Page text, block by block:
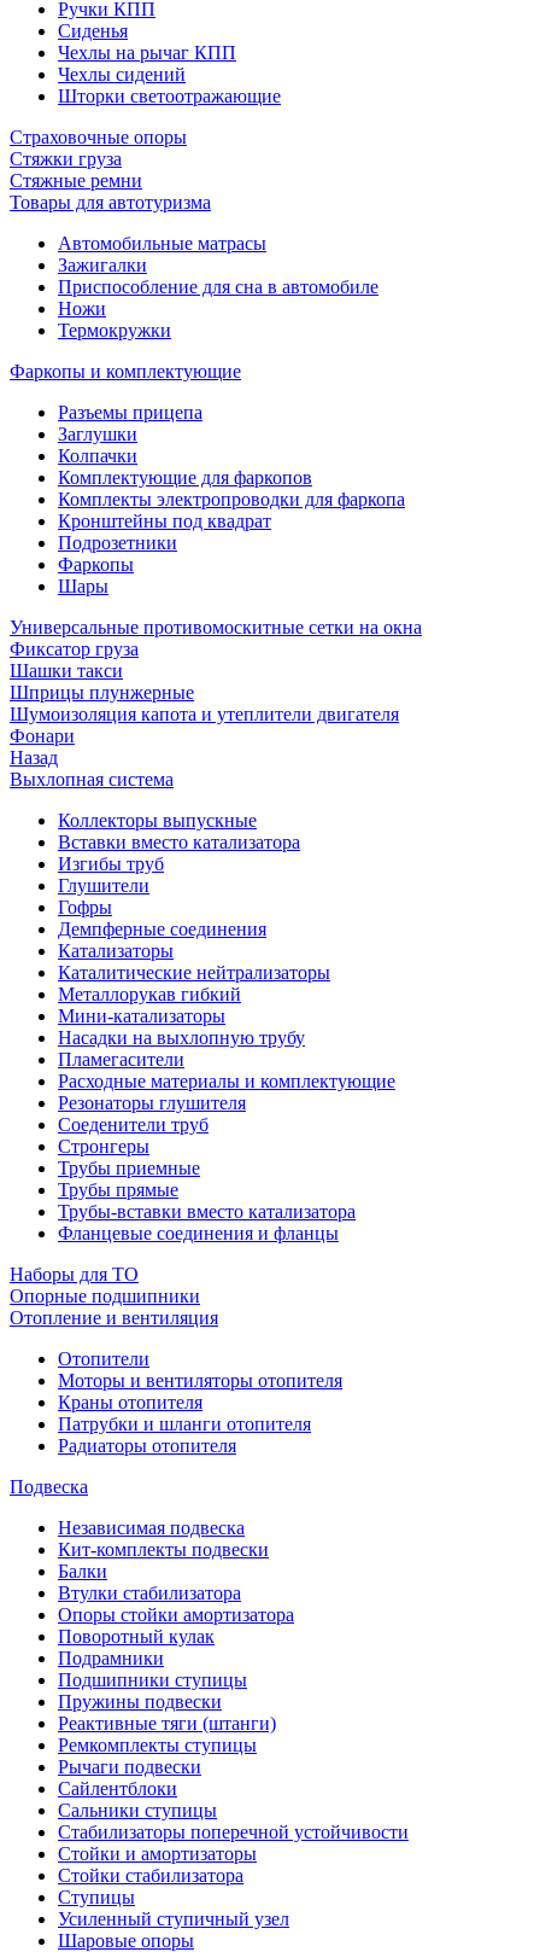
Ручки КПП
Сиденья
Чехлы на рычаг КПП
Чехлы сидений
Шторки светоотражающие
Страховочные опоры
Стяжки груза
Стяжные ремни
Товары для автотуризма
Автомобильные матрасы
Зажигалки
Приспособление для сна в автомобиле
Ножи
Термокружки
Фаркопы и комплектующие
Разъемы прицепа
Заглушки
Колпачки
Комплектующие для фаркопов
Комплекты электропроводки для фаркопа
Кронштейны под квадрат
Подрозетники
Фаркопы
Шары
Универсальные противомоскитные сетки на окна
Фиксатор груза
Шашки такси
Шприцы плунжерные
Шумоизоляция капота и утеплители двигателя
Фонари
Назад
Выхлопная система
Коллекторы выпускные
Вставки вместо катализатора
Изгибы труб
Глушители
Гофры
Демпферные соединения
Катализаторы
Каталитические нейтрализаторы
Металлорукав гибкий
Мини-катализаторы
Насадки на выхлопную трубу
Пламегасители
Расходные материалы и комплектующие
Резонаторы глушителя
Соеденители труб
Стронгеры
Трубы приемные
Трубы прямые
Трубы-вставки вместо катализатора
Фланцевые соединения и фланцы
Наборы для ТО
Опорные подшипники
Отопление и вентиляция
Отопители
Моторы и вентиляторы отопителя
Краны отопителя
Патрубки и шланги отопителя
Радиаторы отопителя
Подвеска
Независимая подвеска
Кит-комплекты подвески
Балки
Втулки стабилизатора
Опоры стойки амортизатора
Поворотный кулак
Подрамники
Подшипники ступицы
Пружины подвески
Реактивные тяги (штанги)
Ремкомплекты ступицы
Рычаги подвески
Сайлентблоки
Сальники ступицы
Стабилизаторы поперечной устойчивости
Стойки и амортизаторы
Стойки стабилизатора
Ступицы
Усиленный ступичный узел
Шаровые опоры